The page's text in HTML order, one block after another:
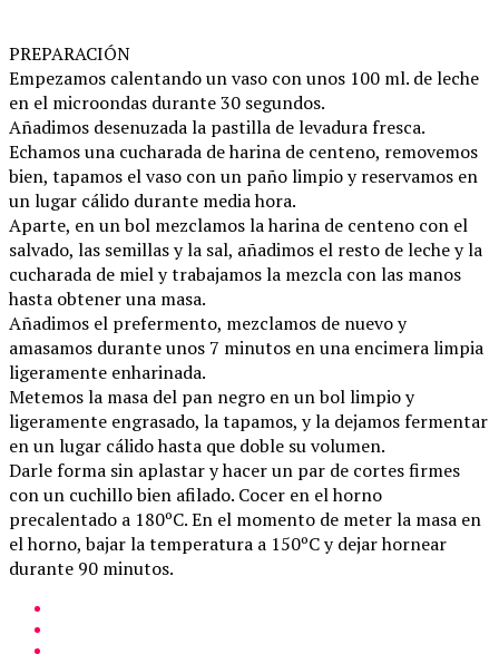
PREPARACIÓN
Empezamos calentando un vaso con unos 100 ml. de leche
en el microondas durante 30 segundos.
Añadimos desenuzada la pastilla de levadura fresca.
Echamos una cucharada de harina de centeno, removemos
bien, tapamos el vaso con un paño limpio y reservamos en
un lugar cálido durante media hora.
Aparte, en un bol mezclamos la harina de centeno con el
salvado, las semillas y la sal, añadimos el resto de leche y la
cucharada de miel y trabajamos la mezcla con las manos
hasta obtener una masa.
Añadimos el prefermento, mezclamos de nuevo y
amasamos durante unos 7 minutos en una encimera limpia
ligeramente enharinada.
Metemos la masa del pan negro en un bol limpio y
ligeramente engrasado, la tapamos, y la dejamos fermentar
en un lugar cálido hasta que doble su volumen.
Darle forma sin aplastar y hacer un par de cortes firmes
con un cuchillo bien afilado. Cocer en el horno
precalentado a 180ºC. En el momento de meter la masa en
el horno, bajar la temperatura a 150ºC y dejar hornear
durante 90 minutos.